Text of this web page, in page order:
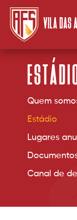
VILA DAS
Quem
Estádio
Lugares
Canal de